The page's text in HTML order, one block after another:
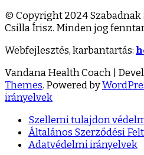
© Copyright 2024 Szabadnak
Csilla Írisz. Minden jog
Webfejlesztés, karbantartás:
Vandana Health Coach |
Themes. Powered by
irányelvek
Szellemi tulajdon
Általános Szerződési
Adatvédelmi irányelvek